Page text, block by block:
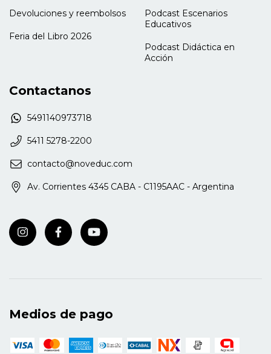
Devoluciones y reembolsos
Feria del Libro 2026
Podcast Escenarios
Educativos
Podcast Didáctica en
Acción
Contactanos
5491140973718
5411 5278-2200
contacto@noveduc.com
Av. Corrientes 4345 CABA - C1195AAC - Argentina
Medios de pago